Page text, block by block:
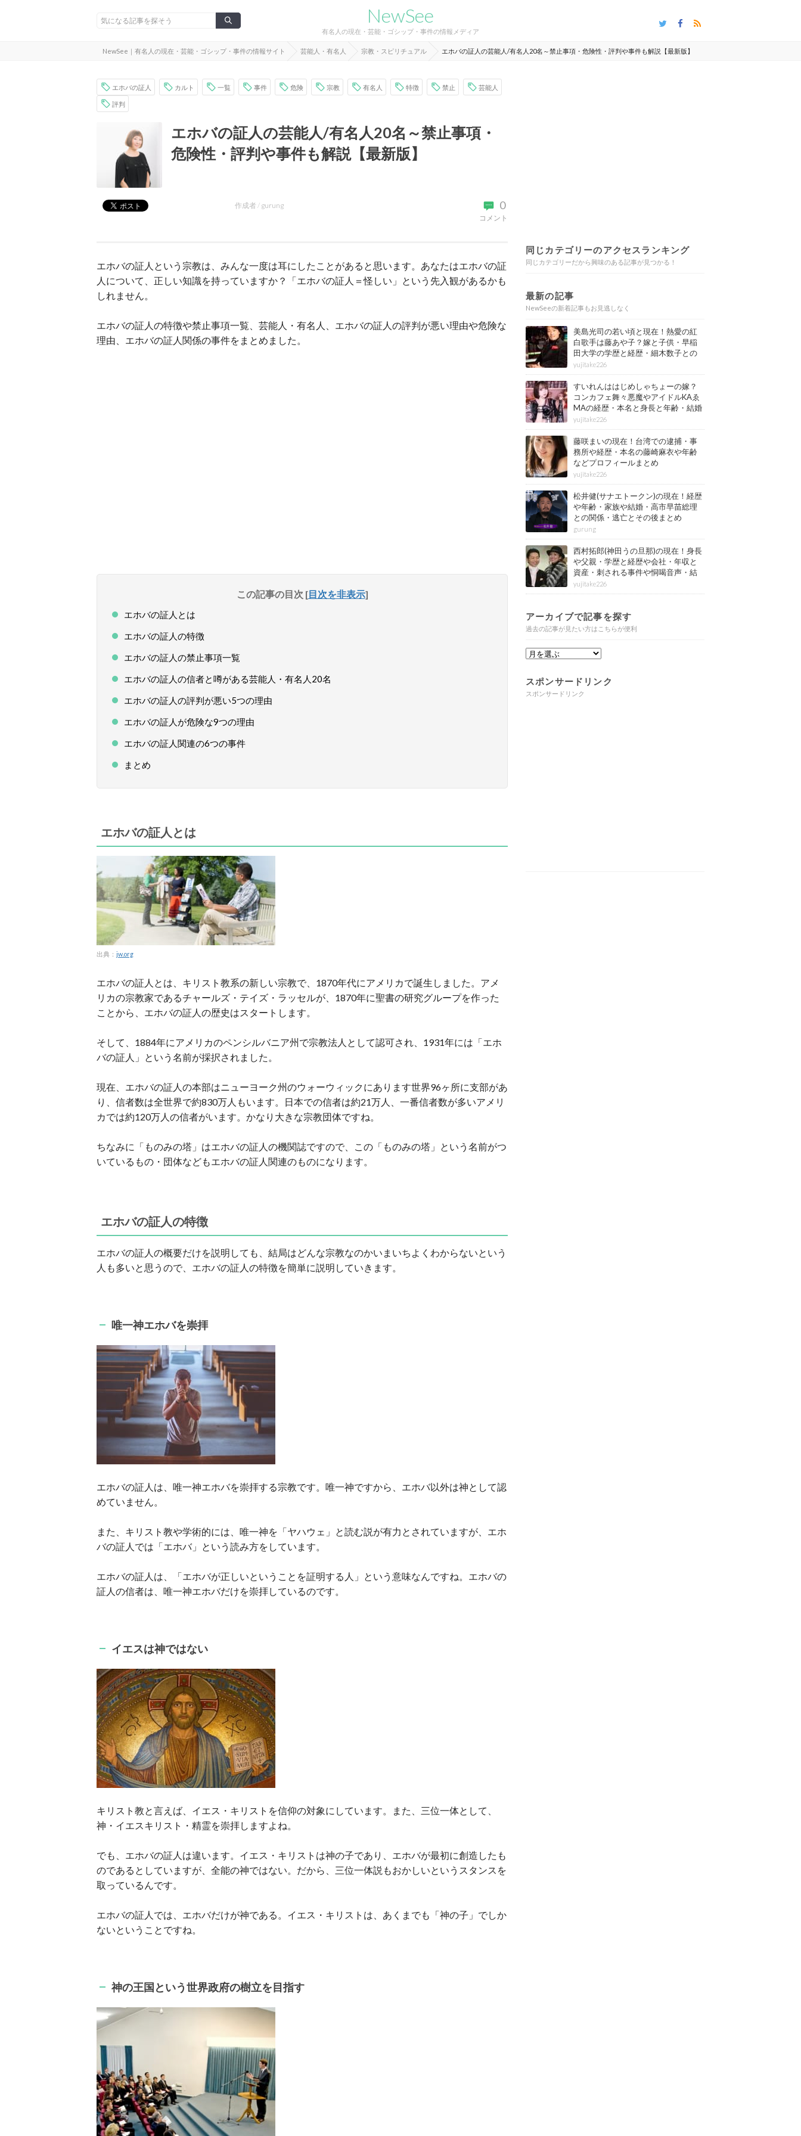
NewSee
有名人の現在・芸能・ゴシップ・事件の情報メディア
NewSee｜有名人の現在・芸能・ゴシップ・事件の情報サイト 芸能人・有名人 宗教・スピリチュアル エホバの証人の芸能人/有名人20名～禁止事項・危険性・評判や事件も解説【最新版】
エホバの証人 カルト 一覧 事件 危険 宗教 有名人 特徴 禁止 芸能人
評判
エホバの証人の芸能人/有名人20名～禁止事項・
危険性・評判や事件も解説【最新版】
0
コメント
作成者 / gurung
エホバの証人という宗教は、みんな一度は耳にしたことがあると思います。あなたはエホバの証
人について、正しい知識を持っていますか？「エホバの証人＝怪しい」という先入観があるかも
しれません。
エホバの証人の特徴や禁止事項一覧、芸能人・有名人、エホバの証人の評判が悪い理由や危険な
理由、エホバの証人関係の事件をまとめました。
この記事の目次 [目次を非表示]
エホバの証人とは
エホバの証人の特徴
エホバの証人の禁止事項一覧
エホバの証人の信者と噂がある芸能人・有名人20名
エホバの証人の評判が悪い5つの理由
エホバの証人が危険な9つの理由
エホバの証人関連の6つの事件
まとめ
エホバの証人とは
出典： jw.org
エホバの証人とは、キリスト教系の新しい宗教で、1870年代にアメリカで誕生しました。アメ
リカの宗教家であるチャールズ・テイズ・ラッセルが、1870年に聖書の研究グループを作った
ことから、エホバの証人の歴史はスタートします。
そして、1884年にアメリカのペンシルバニア州で宗教法人として認可され、1931年には「エホ
バの証人」という名前が採択されました。
現在、エホバの証人の本部はニューヨーク州のウォーウィックにあります世界96ヶ所に支部があ
り、信者数は全世界で約830万人もいます。日本での信者は約21万人、一番信者数が多いアメリ
カでは約120万人の信者がいます。かなり大きな宗教団体ですね。
ちなみに「ものみの塔」はエホバの証人の機関誌ですので、この「ものみの塔」という名前がつ
いているもの・団体などもエホバの証人関連のものになります。
エホバの証人の特徴
エホバの証人の概要だけを説明しても、結局はどんな宗教なのかいまいちよくわからないという
人も多いと思うので、エホバの証人の特徴を簡単に説明していきます。
唯一神エホバを崇拝
エホバの証人は、唯一神エホバを崇拝する宗教です。唯一神ですから、エホバ以外は神として認
めていません。
また、キリスト教や学術的には、唯一神を「ヤハウェ」と読む説が有力とされていますが、エホ
バの証人では「エホバ」という読み方をしています。
エホバの証人は、「エホバが正しいということを証明する人」という意味なんですね。エホバの
証人の信者は、唯一神エホバだけを崇拝しているのです。
イエスは神ではない
キリスト教と言えば、イエス・キリストを信仰の対象にしています。また、三位一体として、
神・イエスキリスト・精霊を崇拝しますよね。
でも、エホバの証人は違います。イエス・キリストは神の子であり、エホバが最初に創造したも
のであるとしていますが、全能の神ではない。だから、三位一体説もおかしいというスタンスを
取っているんです。
エホバの証人では、エホバだけが神である。イエス・キリストは、あくまでも「神の子」でしか
ないということですね。
神の王国という世界政府の樹立を目指す
同じカテゴリーのアクセスランキング
同じカテゴリーだから興味のある記事が見つかる！
最新の記事
NewSeeの新着記事もお見逃しなく
美島光司の若い頃と現在！熱愛の紅
白歌手は藤あや子？嫁と子供・早稲
田大学の学歴と経歴・細木数子との
確執もまとめ
yujitake226
すいれんははじめしゃちょーの嫁？
コンカフェ舞々悪魔やアイドルKAゑ
MAの経歴・本名と身長と年齢・結婚
情報もまとめ
yujitake226
藤咲まいの現在！台湾での逮捕・事
務所や経歴・本名の藤崎麻衣や年齢
などプロフィールまとめ
yujitake226
松井健(サナエトークン)の現在！経歴
や年齢・家族や結婚・高市早苗総理
との関係・逃亡とその後まとめ
gurung
西村拓郎(神田うの旦那)の現在！身長
や父親・学歴と経歴や会社・年収と
資産・刺される事件や恫喝音声・結
婚と子供や自宅・脳梗塞の病気もま
とめ
yujitake226
アーカイブで記事を探す
過去の記事が見たい方はこちらが便利
スポンサードリンク
スポンサードリンク